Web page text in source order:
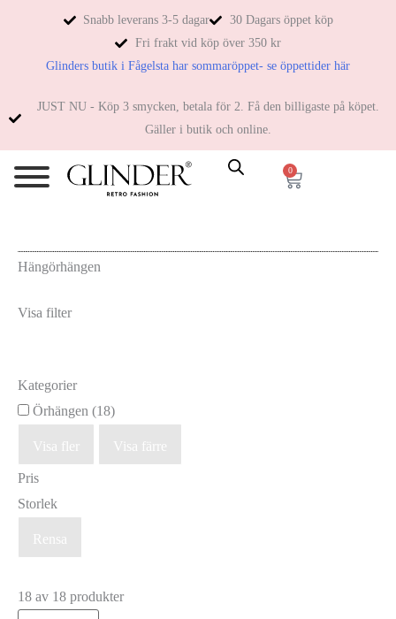
Snabb leverans 3-5 dagar
30 Dagars öppet köp
Fri frakt vid köp över 350 kr
Glinders butik i Fågelsta har sommaröppet- se öppettider här
JUST NU - Köp 3 smycken, betala för 2. Få den billigaste på köpet.
Gäller i butik och online.
0
Hängörhängen
Visa filter
Kategorier
Örhängen (18)
Visa fler Visa färre
Pris
Storlek
Rensa
18 av 18 produkter